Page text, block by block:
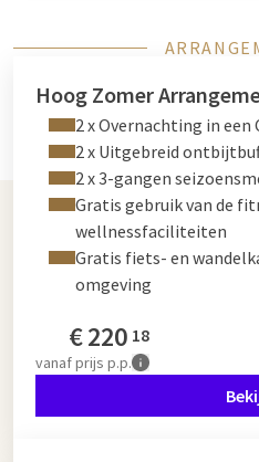
Hoog Zomer
2 x Overnachting in
2 x Uitgebreid
2 x 3-gangen
Gratis gebruik van de
wellnessfaciliteiten
Gratis fiets- en
omgeving
€220 18
vanafprijs p.p.